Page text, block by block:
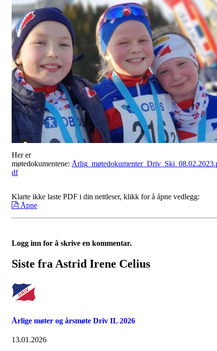
Her er
møtedokumentene:
df
Klarte ikke laste PDF i din nettleser, klikk for å åpne vedlegg:
Åpne
Logg inn for å skrive en kommentar.
Siste fra Astrid Irene Celius
Årlige møter og årsmøte Driv IL 2026
13.01.2026